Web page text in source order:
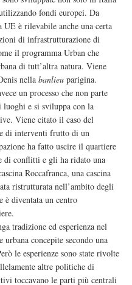
fondi europei. Da
UE è rilevabile anche una certa
di infrastrutturazione di
il programma Urban che
di tutt’altra natura. Viene
nella banlieu parigina.
un processo che non parte
luoghi e si sviluppa con la
Viene citato il caso del
di interventi frutto di un
ha fatto uscire il quartiere
di conflitti e gli ha ridato una
Roccafranca, una cascina
ristrutturata nell’ambito degli
è diventata un centro
tradizione ed esperienza nel
concepite secondo una
le esperienze sono state rivolte
altre politiche di
toccavano le parti più centrali